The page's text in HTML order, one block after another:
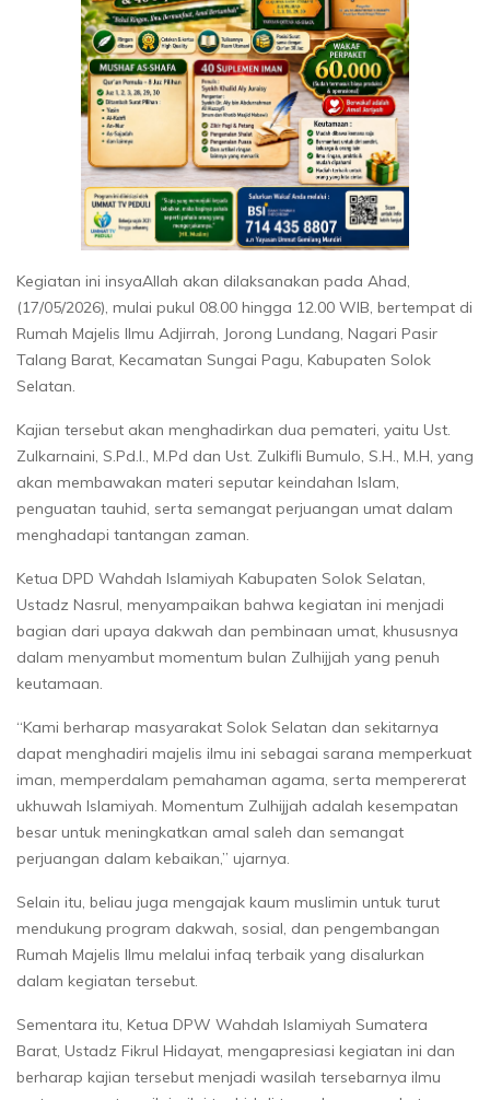
Kegiatan ini insyaAllah akan dilaksanakan pada Ahad,
(17/05/2026), mulai pukul 08.00 hingga 12.00 WIB, bertempat di
Rumah Majelis Ilmu Adjirrah, Jorong Lundang, Nagari Pasir
Talang Barat, Kecamatan Sungai Pagu, Kabupaten Solok
Selatan.
Kajian tersebut akan menghadirkan dua pemateri, yaitu Ust.
Zulkarnaini, S.Pd.I., M.Pd dan Ust. Zulkifli Bumulo, S.H., M.H, yang
akan membawakan materi seputar keindahan Islam,
penguatan tauhid, serta semangat perjuangan umat dalam
menghadapi tantangan zaman.
Ketua DPD Wahdah Islamiyah Kabupaten Solok Selatan,
Ustadz Nasrul, menyampaikan bahwa kegiatan ini menjadi
bagian dari upaya dakwah dan pembinaan umat, khususnya
dalam menyambut momentum bulan Zulhijjah yang penuh
keutamaan.
“Kami berharap masyarakat Solok Selatan dan sekitarnya
dapat menghadiri majelis ilmu ini sebagai sarana memperkuat
iman, memperdalam pemahaman agama, serta mempererat
ukhuwah Islamiyah. Momentum Zulhijjah adalah kesempatan
besar untuk meningkatkan amal saleh dan semangat
perjuangan dalam kebaikan,” ujarnya.
Selain itu, beliau juga mengajak kaum muslimin untuk turut
mendukung program dakwah, sosial, dan pengembangan
Rumah Majelis Ilmu melalui infaq terbaik yang disalurkan
dalam kegiatan tersebut.
Sementara itu, Ketua DPW Wahdah Islamiyah Sumatera
Barat, Ustadz Fikrul Hidayat, mengapresiasi kegiatan ini dan
berharap kajian tersebut menjadi wasilah tersebarnya ilmu